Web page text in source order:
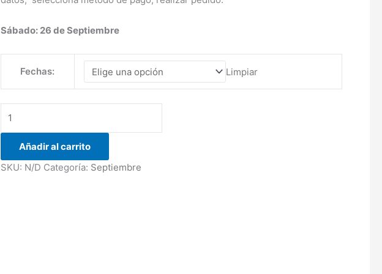
Sábado: 26 de Septiembre
Fechas: Limpiar
Añadir al carrito
SKU: N/D Categoría: Septiembre